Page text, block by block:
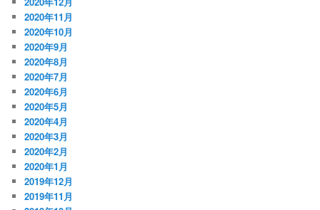
2020年11月
2020年10月
2020年9月
2020年8月
2020年7月
2020年6月
2020年5月
2020年4月
2020年3月
2020年2月
2020年1月
2019年12月
2019年11月